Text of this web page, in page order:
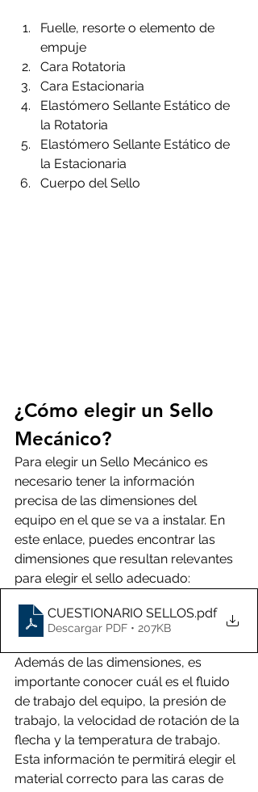
Fuelle, resorte o elemento de
empuje
Cara Rotatoria
Cara Estacionaria
Elastómero Sellante Estático de
la Rotatoria
Elastómero Sellante Estático de
la Estacionaria
Cuerpo del Sello
¿Cómo elegir un Sello
Mecánico?
Para elegir un Sello Mecánico es
necesario tener la información
precisa de las dimensiones del
equipo en el que se va a instalar. En
este enlace, puedes encontrar las
dimensiones que resultan relevantes
para elegir el sello adecuado:
CUESTIONARIO SELLOS.pdf
Descargar PDF • 207KB
Además de las dimensiones, es
importante conocer cuál es el fluido
de trabajo del equipo, la presión de
trabajo, la velocidad de rotación de la
flecha y la temperatura de trabajo.
Esta información te permitirá elegir el
material correcto para las caras de